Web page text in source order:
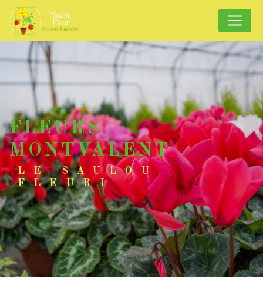
FLEURS
MONTVALENT
LE SAULOU
FLEURI
Panneau de gestion des cookies